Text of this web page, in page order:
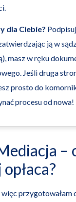
dla Ciebie?
ją w
masz w ręku
Jeśli druga
prosto do
procesu od nowa!
–
przygotowałam